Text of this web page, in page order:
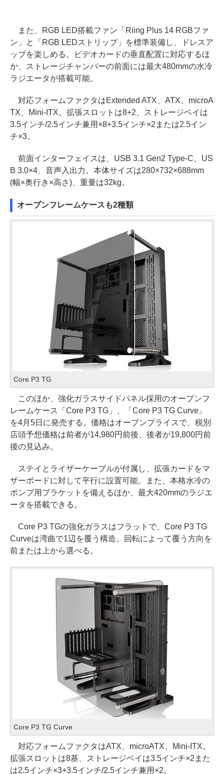
また、RGB LED搭載ファン「Riing Plus 14 RGBファ
ン」と「RGB LEDストリップ」を標準装備し、ドレスア
ップを楽しめる。ビデオカードの垂直配置に対応するほ
か、ストレージチャンバーの前面には最大480mmの水冷
ラジエータが搭載可能。
対応フォームファクタはExtended ATX、ATX、microA
TX、Mini-ITX。拡張スロットは8+2、ストレージベイは
3.5インチ/2.5インチ兼用×8+3.5インチ×2または2.5イン
チ×3。
前面インターフェイスは、USB 3.1 Gen2 Type-C、US
B 3.0×4、音声入出力。本体サイズは280×732×688mm
(幅×奥行き×高さ)、重量は32kg。
オープンフレームケースも2種類
Core P3 TG
このほか、強化ガラスサイドパネル採用のオープンフ
レームケース「Core P3 TG」、「Core P3 TG Curve」
を4月5日に発売する。価格はオープンプライスで、税別
店頭予想価格は前者が14,980円前後、後者が19,800円前
後の見込み。
ステイとライザーケーブルが付属し、拡張カードをマ
ザーボードに対して平行に設置可能。また、本格水冷の
ポンプ用ブラケットを備えるほか、最大420mmのラジエ
ータを搭載できる。
Core P3 TGの強化ガラスはフラットで、Core P3 TG
Curveは湾曲で1辺を覆う構造。回転によって覆う方向を
前または上から選べる。
Core P3 TG Curve
対応フォームファクタはATX、microATX、Mini-ITX。
拡張スロットは8基、ストレージベイは3.5インチ×2また
は2.5インチ×3+3.5インチ/2.5インチ兼用×2。